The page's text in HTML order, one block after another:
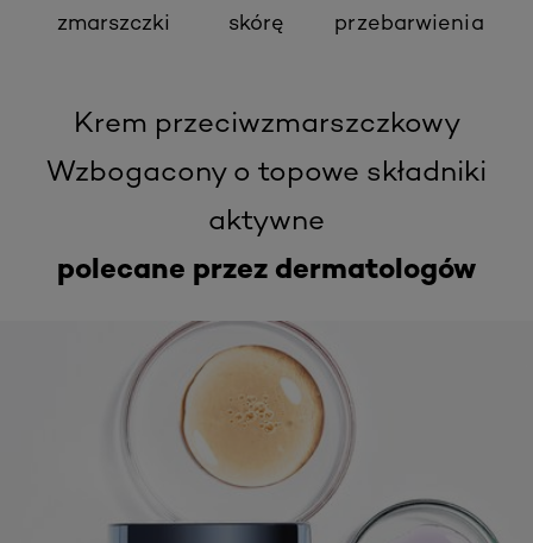
zmarszczki
skórę
przebarwienia
Krem przeciwzmarszczkowy
Wzbogacony o topowe składniki
aktywne
polecane przez dermatologów